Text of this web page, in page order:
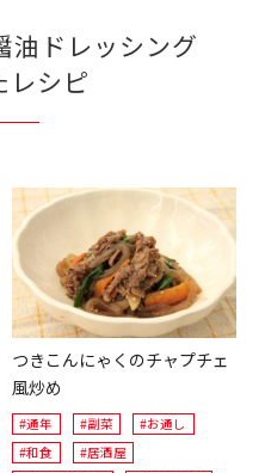
油ドレッシング
レシピ
つきこんにゃくのチャプチェ
風炒め
#通年 #副菜
#お通し
#和食
#居酒屋